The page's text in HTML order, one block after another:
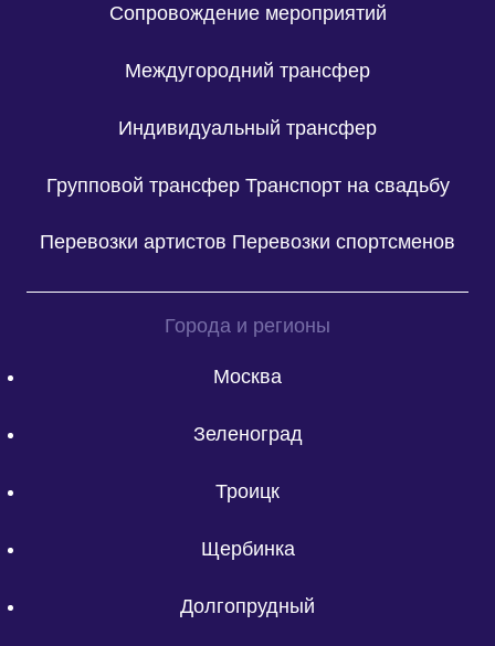
Сопровождение мероприятий
Междугородний трансфер
Индивидуальный трансфер
Групповой трансфер Транспорт на свадьбу
Перевозки артистов Перевозки спортсменов
Города и регионы
Москва
Зеленоград
Троицк
Щербинка
Долгопрудный